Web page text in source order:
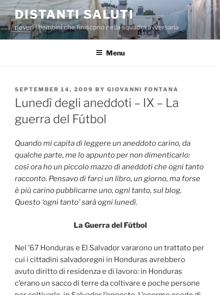
Skip
to
content
DISTANTI SALUTI
poveri i bambini che finiscono nella squadra avversaria
Menu
POSTED
ON
SEPTEMBER 14, 2009 BY GIOVANNI FONTANA
Lunedì degli aneddoti – IX – La
guerra del Fútbol
Quando mi capita di leggere un aneddoto carino, da
qualche parte, me lo appunto per non dimenticarlo:
così ora ho un piccolo mazzo di aneddoti che ogni tanto
racconto. Pensavo di farci un libro, un giorno, ma forse
è più carino pubblicarne uno, ogni tanto, sul blog.
Questo ‘ogni tanto’ sarà ogni lunedì.
La Guerra del Fútbol
Nel ’67 Honduras e El Salvador vararono un trattato per
cui i cittadini salvadoregni in Honduras avrebbero
avuto diritto di residenza e di lavoro: in Honduras
c’erano un sacco di terre da coltivare e poche persone